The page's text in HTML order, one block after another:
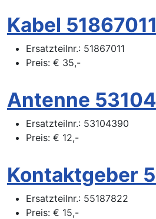
Kabel 51867011
Ersatzteilnr.: 51867011
Preis: € 35,-
Antenne
Ersatzteilnr.: 53104390
Preis: € 12,-
Kontaktgeber
Ersatzteilnr.: 55187822
Preis: € 15,-